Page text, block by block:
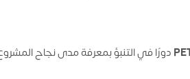
دورًا في التنبؤ بمعرفة مدى نجاح